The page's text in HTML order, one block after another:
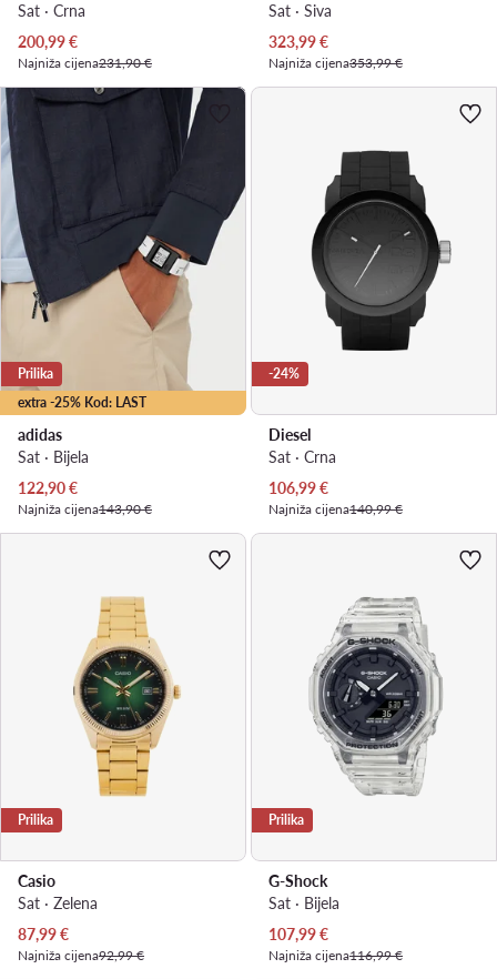
Sat · Crna
Trenutna cijena
200,99€
Najniža cijena231,90 €
Sat · Siva
Trenutna cijena
323,99€
Najniža cijena353,99 €
extra -25% Kod: LAST
Prilika
adidas
Sat · Bijela
Trenutna cijena
122,90€
Najniža cijena143,90 €
-24%
Diesel
Sat · Crna
Trenutna cijena
106,99€
Najniža cijena140,99 €
Prilika
Casio
Sat · Zelena
Trenutna cijena
87,99€
Najniža cijena92,99 €
Prilika
G-Shock
Sat · Bijela
Trenutna cijena
107,99€
Najniža cijena116,99 €